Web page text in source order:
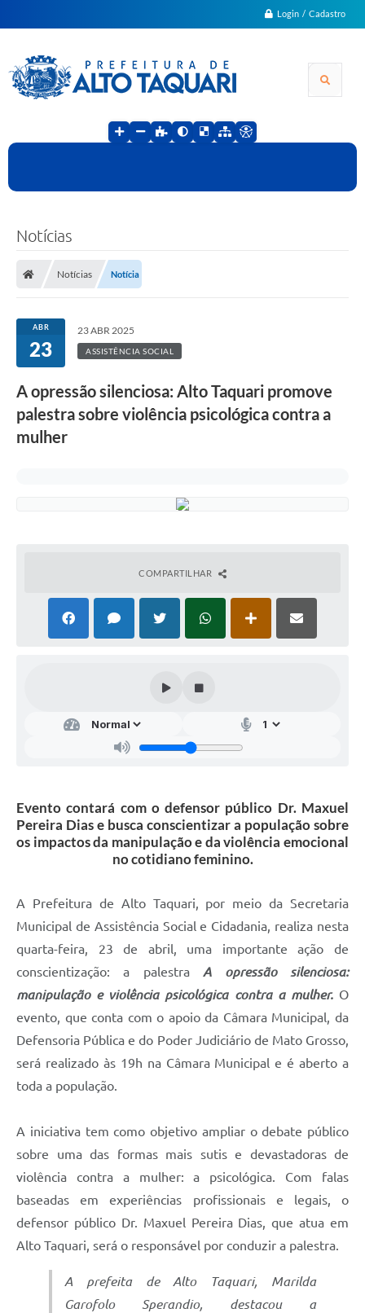
Login / Cadastro
Notícias
Notícias Notícia
ABR
23
23 ABR 2025
ASSISTÊNCIA SOCIAL
A opressão silenciosa: Alto Taquari promove
palestra sobre violência psicológica contra a
mulher
COMPARTILHAR
Evento contará com o defensor público Dr. Maxuel
Pereira Dias e busca conscientizar a população sobre
os impactos da manipulação e da violência emocional
no cotidiano feminino.
A Prefeitura de Alto Taquari, por meio da Secretaria
Municipal de Assistência Social e Cidadania, realiza nesta
quarta-feira, 23 de abril, uma importante ação de
conscientização: a palestraA opressão silenciosa:
manipulação e violência psicológica contra a mulher. O
evento, que conta com o apoio da Câmara Municipal, da
Defensoria Pública e do Poder Judiciário de Mato Grosso,
será realizado às 19h na Câmara Municipal e é aberto a
toda a população.
A iniciativa tem como objetivo ampliar o debate público
sobre uma das formas mais sutis e devastadoras de
violência contra a mulher: a psicológica. Com falas
baseadas em experiências profissionais e legais, o
defensor público Dr. Maxuel Pereira Dias, que atua em
Alto Taquari, será o responsável por conduzir a palestra.
A prefeita de Alto Taquari, Marilda
Garofolo Sperandio, destacou a